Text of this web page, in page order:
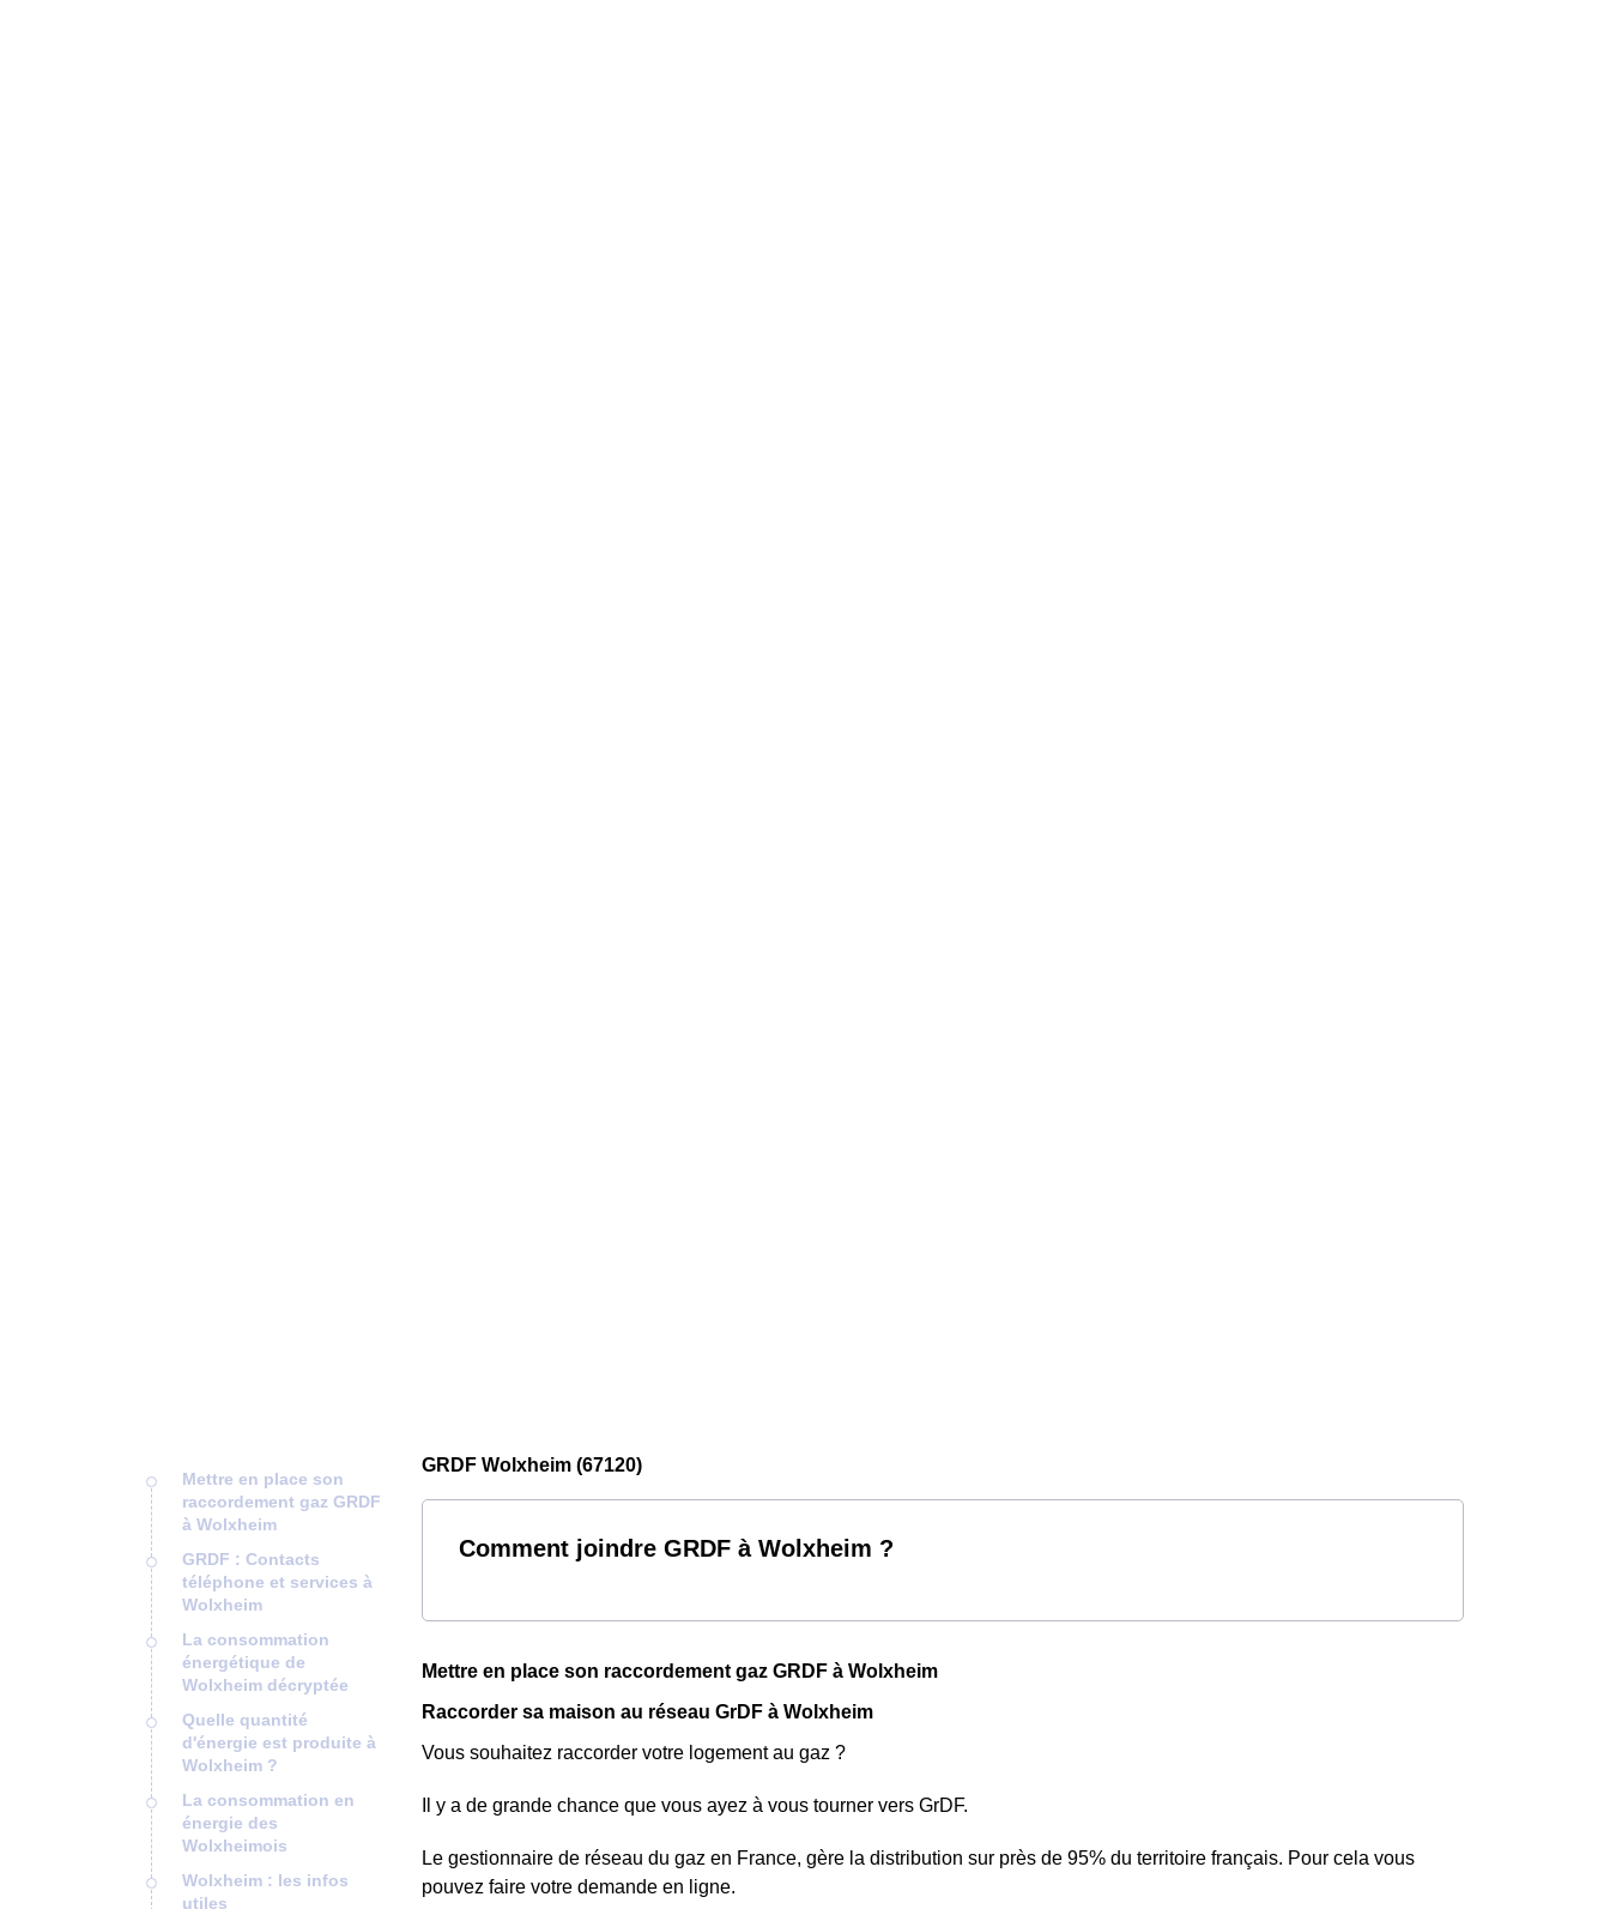
Mettre en place son
raccordement gaz GRDF
à Wolxheim
GRDF : Contacts
téléphone et services à
Wolxheim
La consommation
énergétique de
Wolxheim décryptée
Quelle quantité
d'énergie est produite à
Wolxheim ?
La consommation en
énergie des
Wolxheimois
Wolxheim : les infos
utiles
GRDF Wolxheim (67120)
Comment joindre GRDF à Wolxheim ?
Mettre en place son raccordement gaz GRDF à Wolxheim
Raccorder sa maison au réseau GrDF à Wolxheim
Vous souhaitez raccorder votre logement au gaz ?
Il y a de grande chance que vous ayez à vous tourner vers GrDF.
Le gestionnaire de réseau du gaz en France, gère la distribution sur près de 95% du territoire français. Pour cela vous
pouvez faire votre demande en ligne.